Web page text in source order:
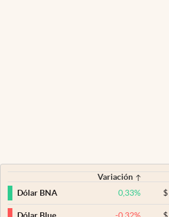
Variación
Dólar BNA
0,33% $